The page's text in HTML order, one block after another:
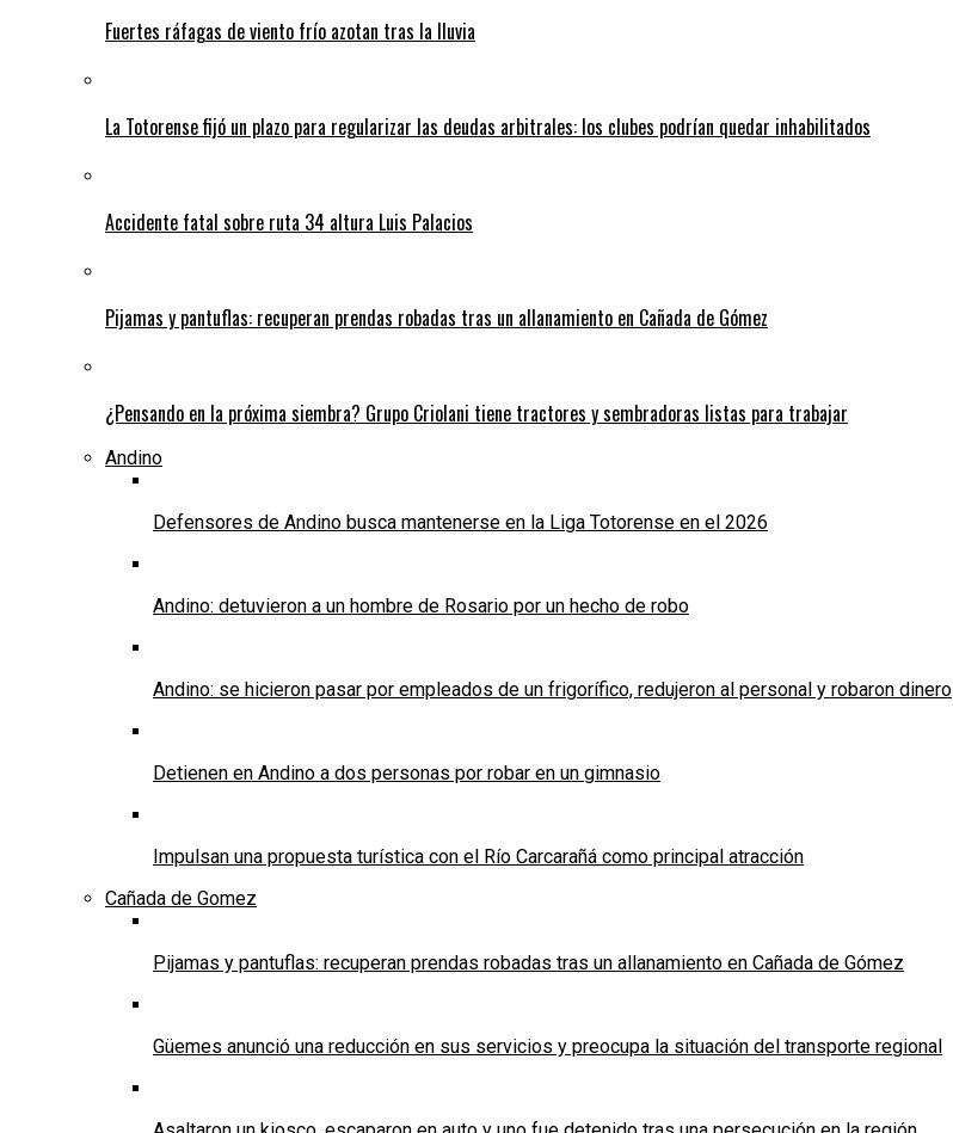
Fuertes ráfagas de viento frío azotan tras la lluvia
La Totorense fijó un plazo para regularizar las deudas arbitrales: los clubes podrían quedar inhabilitados
Accidente fatal sobre ruta 34 altura Luis Palacios
Pijamas y pantuflas: recuperan prendas robadas tras un allanamiento en Cañada de Gómez
¿Pensando en la próxima siembra? Grupo Criolani tiene tractores y sembradoras listas para trabajar
Andino
Defensores de Andino busca mantenerse en la Liga Totorense en el 2026
Andino: detuvieron a un hombre de Rosario por un hecho de robo
Andino: se hicieron pasar por empleados de un frigorífico, redujeron al personal y robaron dinero
Detienen en Andino a dos personas por robar en un gimnasio
Impulsan una propuesta turística con el Río Carcarañá como principal atracción
Cañada de Gomez
Pijamas y pantuflas: recuperan prendas robadas tras un allanamiento en Cañada de Gómez
Güemes anunció una reducción en sus servicios y preocupa la situación del transporte regional